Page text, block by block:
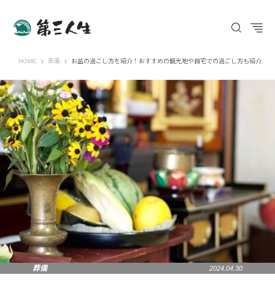
HOME 第三人生 〜寄り道の歩き方〜
葬儀 お盆の過ごし方を紹介！おすすめの観光地や自宅での過ごし方も紹介
葬儀 2024.04.30